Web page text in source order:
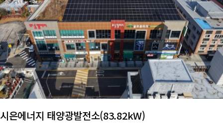
시은에너지 태양광발전소(83.82kW)